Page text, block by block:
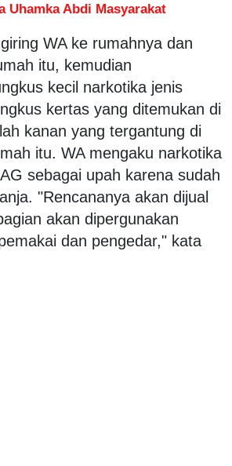
Uhamka Abdi Masyarakat
WA ke rumahnya dan
itu, kemudian
kecil narkotika jenis
kertas yang ditemukan di
kanan yang tergantung di
itu. WA mengaku narkotika
sebagai upah karena sudah
"Rencananya akan dijual
akan dipergunakan
dan pengedar," kata